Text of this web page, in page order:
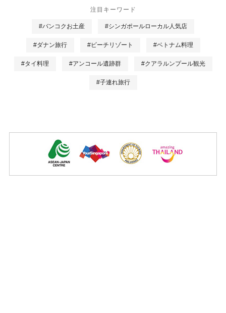
注目キーワード
#バンコクお土産 #シンガポールローカル人気店
#ダナン旅行 #ビーチリゾート #ベトナム料理
#タイ料理 #アンコール遺跡群 #クアラルンプール観光
#子連れ旅行